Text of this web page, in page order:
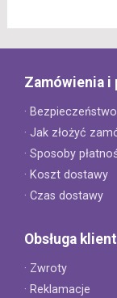
Zamówienia i
·
· Jak złożyć
· Sposoby
· Koszt dostawy
· Czas dostawy
Obsługa
· Zwroty
· Reklamacje